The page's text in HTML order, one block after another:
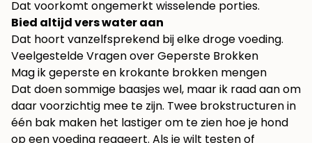
Dat voorkomt ongemerkt wisselende porties.
Bied altijd vers water aan
Dat hoort vanzelfsprekend bij elke droge voeding.
Veelgestelde Vragen over Geperste Brokken
Mag ik geperste en krokante brokken mengen
Dat doen sommige baasjes wel, maar ik raad aan om
daar voorzichtig mee te zijn. Twee brokstructuren in
één bak maken het lastiger om te zien hoe je hond
op een voeding reageert. Als je wilt testen of